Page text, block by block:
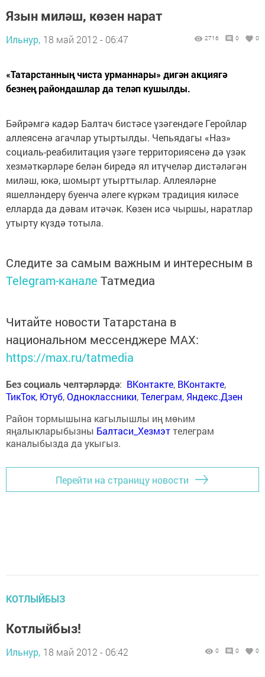
Язын миләш, көзен нарат
Ильнур, 18 май 2012 - 06:47 2716 0 0
«Татарстанның чиста урманнары» дигән акциягә
безнең райондашлар да теләп кушылды.
Бәйрәмгә кадәр Балтач бистәсе үзәгендәге Геройлар
аллеясенә агачлар утыртылды. Чепьядагы «Наз»
социаль-реабилитация үзәге территориясенә дә үзәк
хезмәткәрләре белән биредә ял итүчеләр дистәләгән
миләш, юкә, шомырт утырттылар. Аллеяләрне
яшелләндерү буенча әлеге күркәм традиция киләсе
елларда да дәвам итәчәк. Көзен исә чыршы, наратлар
утырту күздә тотыла.
Следите за самым важным и интересным в
Telegram-канале Татмедиа
Читайте новости Татарстана в
национальном мессенджере MАХ:
https://max.ru/tatmedia
Без социаль челтәрләрдә: ВКонтакте, ВКонтакте,
ТикТок, Ютуб,Одноклассники,Телеграм, Яндекс.Дзен
Район тормышына кагылышлы иң мөһим
яңалыкларыбызны Балтаси_Хезмэттелеграм
каналыбызда да укыгыз.
Перейти на страницу новости
КОТЛЫЙБЫЗ
Котлыйбыз!
Ильнур, 18 май 2012 - 06:42 0 0 0